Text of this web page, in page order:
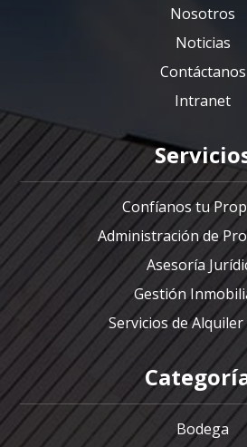
Nosotros
Noticias
Contáctanos
Intranet
Confíanos tu
Administración de
Asesoría
Gestión
Servicios de
Bodega